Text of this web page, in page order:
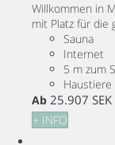
Willkommen in
mit Platz für die
Sauna
Internet
5 m zum
Ab 25.907 SEK
+ INFO